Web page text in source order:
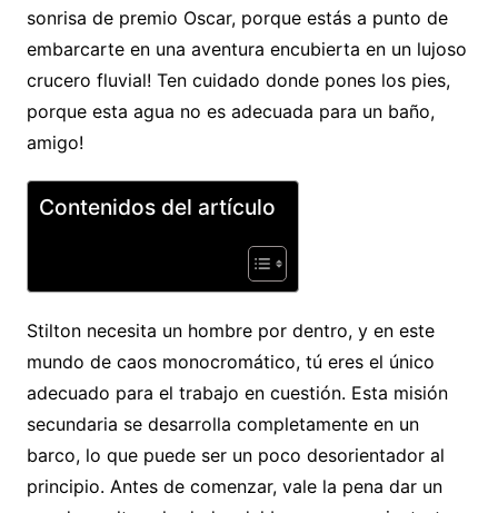
sonrisa de premio Oscar, porque estás a punto de
embarcarte en una aventura encubierta en un lujoso
crucero fluvial! Ten cuidado donde pones los pies,
porque esta agua no es adecuada para un baño,
amigo!
Contenidos del artículo
Stilton necesita un hombre por dentro, y en este
mundo de caos monocromático, tú eres el único
adecuado para el trabajo en cuestión. Esta misión
secundaria se desarrolla completamente en un
barco, lo que puede ser un poco desorientador al
principio. Antes de comenzar, vale la pena dar un